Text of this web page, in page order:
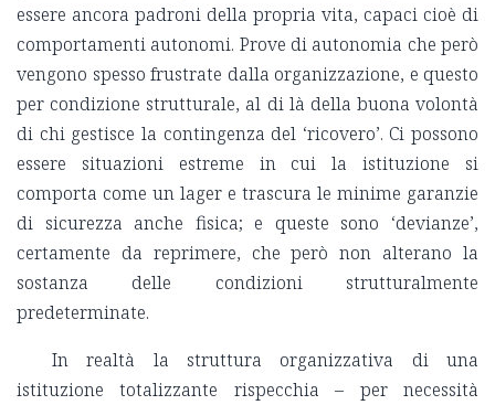
essere ancora padroni della propria vita, capaci cioè di
comportamenti autonomi. Prove di autonomia che però
vengono spesso frustrate dalla organizzazione, e questo
per condizione strutturale, al di là della buona volontà
di chi gestisce la contingenza del ‘ricovero’. Ci possono
essere situazioni estreme in cui la istituzione si
comporta come un lager e trascura le minime garanzie
di sicurezza anche fisica; e queste sono ‘devianze’,
certamente da reprimere, che però non alterano la
sostanza delle condizioni strutturalmente
predeterminate.
In realtà la struttura organizzativa di una
istituzione totalizzante rispecchia – per necessità